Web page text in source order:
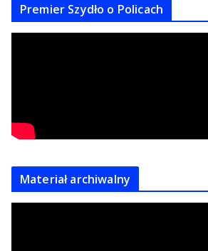
Premier Szydło o Policach
Materiał archiwalny